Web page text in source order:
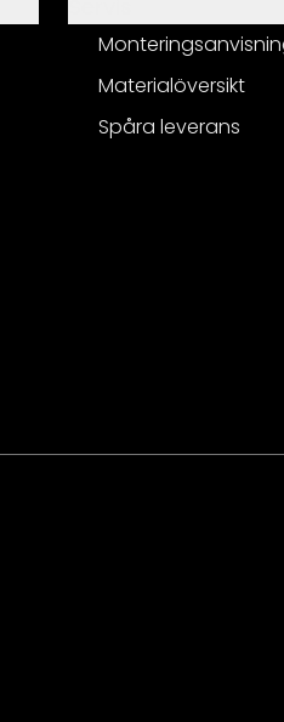
Materialöversikt
Spåra leverans